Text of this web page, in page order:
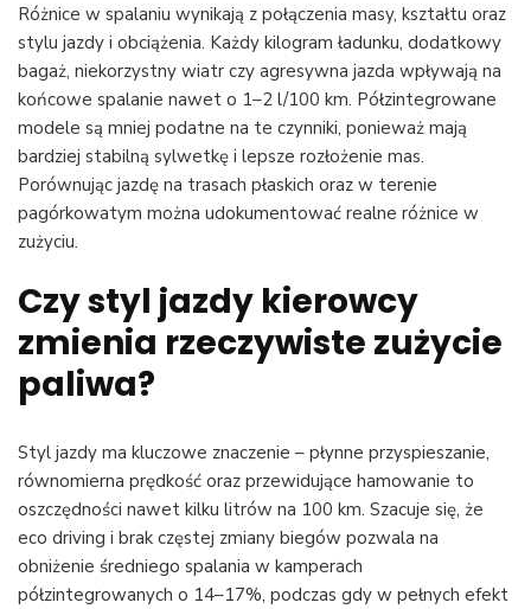
Różnice w spalaniu wynikają z połączenia masy, kształtu oraz
stylu jazdy i obciążenia. Każdy kilogram ładunku, dodatkowy
bagaż, niekorzystny wiatr czy agresywna jazda wpływają na
końcowe spalanie nawet o 1–2 l/100 km. Półzintegrowane
modele są mniej podatne na te czynniki, ponieważ mają
bardziej stabilną sylwetkę i lepsze rozłożenie mas.
Porównując jazdę na trasach płaskich oraz w terenie
pagórkowatym można udokumentować realne różnice w
zużyciu.
Czy styl jazdy kierowcy
zmienia rzeczywiste zużycie
paliwa?
Styl jazdy ma kluczowe znaczenie – płynne przyspieszanie,
równomierna prędkość oraz przewidujące hamowanie to
oszczędności nawet kilku litrów na 100 km. Szacuje się, że
eco driving i brak częstej zmiany biegów pozwala na
obniżenie średniego spalania w kamperach
półzintegrowanych o 14–17%, podczas gdy w pełnych efekt